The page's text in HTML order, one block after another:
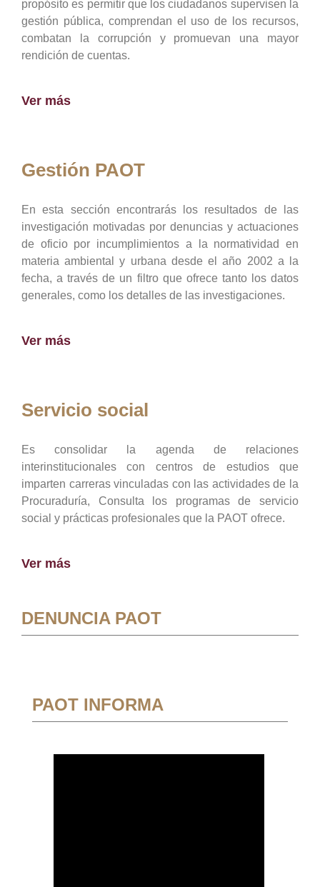
propósito es permitir que los ciudadanos supervisen la
gestión pública, comprendan el uso de los recursos,
combatan la corrupción y promuevan una mayor
rendición de cuentas.
Ver más
Gestión PAOT
En esta sección encontrarás los resultados de las
investigación motivadas por denuncias y actuaciones
de oficio por incumplimientos a la normatividad en
materia ambiental y urbana desde el año 2002 a la
fecha, a través de un filtro que ofrece tanto los datos
generales, como los detalles de las investigaciones.
Ver más
Servicio social
Es consolidar la agenda de relaciones
interinstitucionales con centros de estudios que
imparten carreras vinculadas con las actividades de la
Procuraduría, Consulta los programas de servicio
social y prácticas profesionales que la PAOT ofrece.
Ver más
DENUNCIA PAOT
PAOT INFORMA